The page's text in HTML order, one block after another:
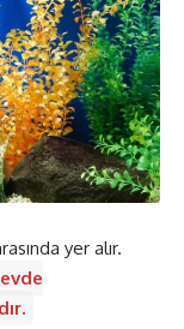
yer alır.
evde